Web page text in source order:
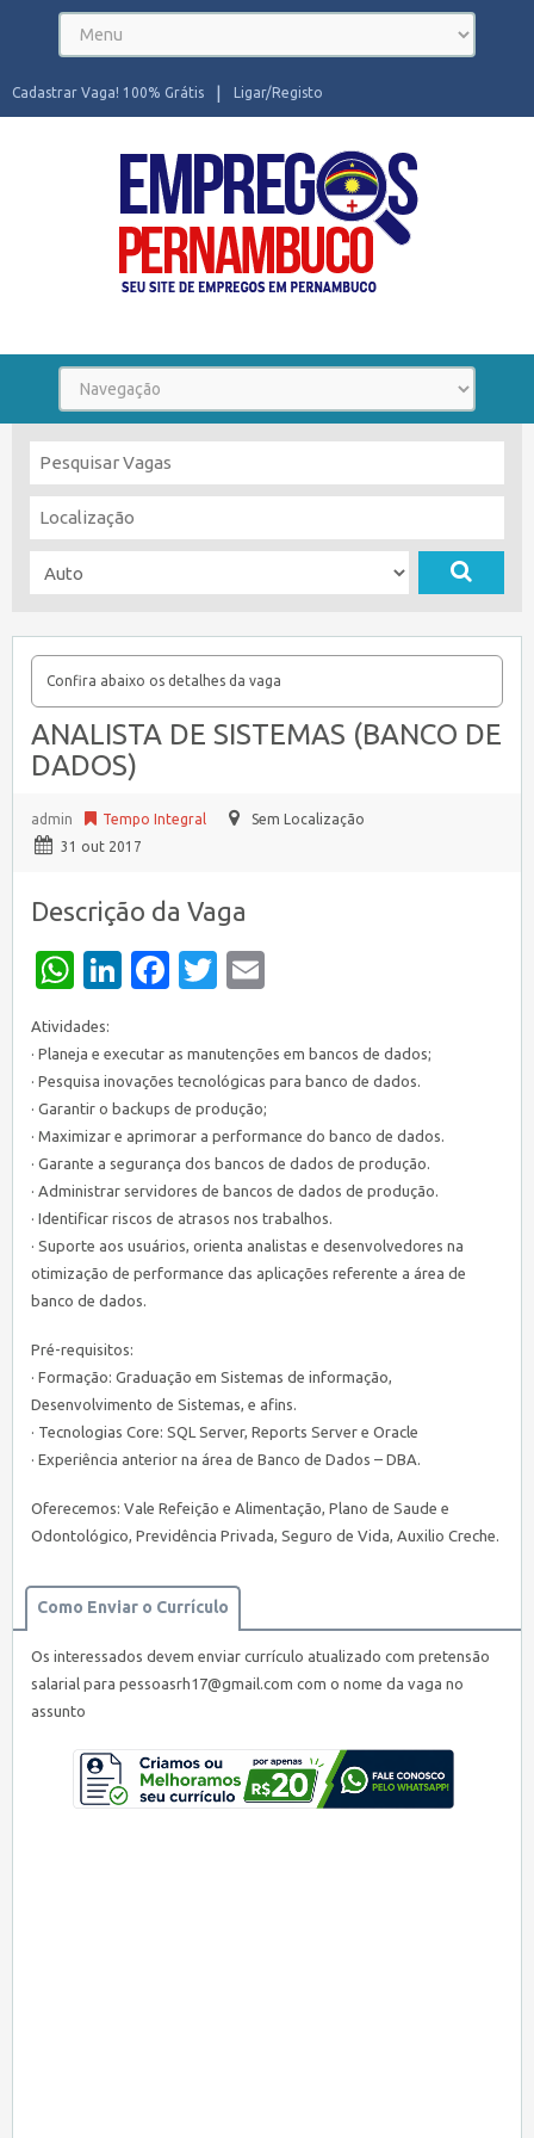
Ligar/Registo
Cadastrar Vaga! 100% Grátis
Confira abaixo os detalhes da vaga
ANALISTA DE SISTEMAS (BANCO DE
DADOS)
admin Tempo Integral
Sem Localização
31 out 2017
Descrição da Vaga
WhatsApp
LinkedIn
Facebook
Twitter
Atividades:
· Planeja e executar as manutenções em bancos de dados;
· Pesquisa inovações tecnológicas para banco de dados.
· Garantir o backups de produção;
· Maximizar e aprimorar a performance do banco de dados.
· Garante a segurança dos bancos de dados de produção.
· Administrar servidores de bancos de dados de produção.
· Identificar riscos de atrasos nos trabalhos.
· Suporte aos usuários, orienta analistas e desenvolvedores na
otimização de performance das aplicações referente a área de
banco de dados.
Pré-requisitos:
· Formação: Graduação em Sistemas de informação,
Desenvolvimento de Sistemas, e afins.
· Tecnologias Core: SQL Server, Reports Server e Oracle
· Experiência anterior na área de Banco de Dados – DBA.
Oferecemos: Vale Refeição e Alimentação, Plano de Saude e
Odontológico, Previdência Privada, Seguro de Vida, Auxilio Creche.
Como Enviar o Currículo
Os interessados devem enviar currículo atualizado com pretensão
salarial para pessoasrh17@gmail.com com o nome da vaga no
assunto